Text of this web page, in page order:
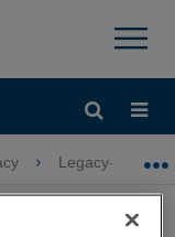
×
Legacy-CAD